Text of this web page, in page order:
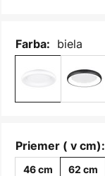
Farba: biela
Priemer ( v cm):
46 cm 62 cm